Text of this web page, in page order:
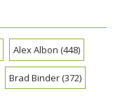
Alex Albon (448)
Brad Binder(372)